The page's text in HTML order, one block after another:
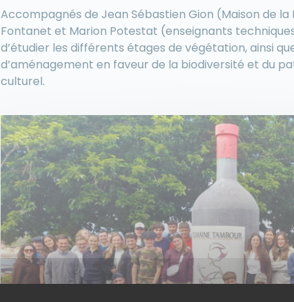
Accompagnés de Jean Sébastien Gion (Maison de
Fontanet et Marion Potestat (enseignants
d’étudier les différents étages de végétation, ainsi
d’aménagement en faveur de la biodiversité et du
culturel.